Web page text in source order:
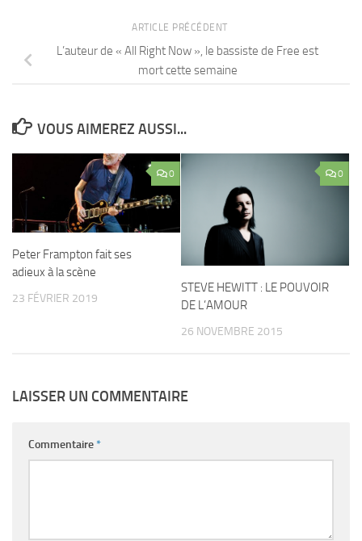
ARTICLE PRÉCÉDENT
L’auteur de « All Right Now », le bassiste de Free est
mort cette semaine
VOUS AIMEREZ AUSSI...
0
Peter Frampton fait ses
adieux à la scène
23 FÉVRIER 2019
0
STEVE HEWITT : LE POUVOIR
DE L’AMOUR
26 NOVEMBRE 2015
LAISSER UN COMMENTAIRE
Commentaire*